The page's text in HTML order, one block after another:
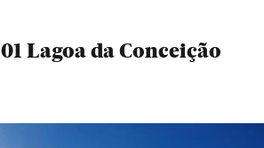
01 Lagoa da Conceição